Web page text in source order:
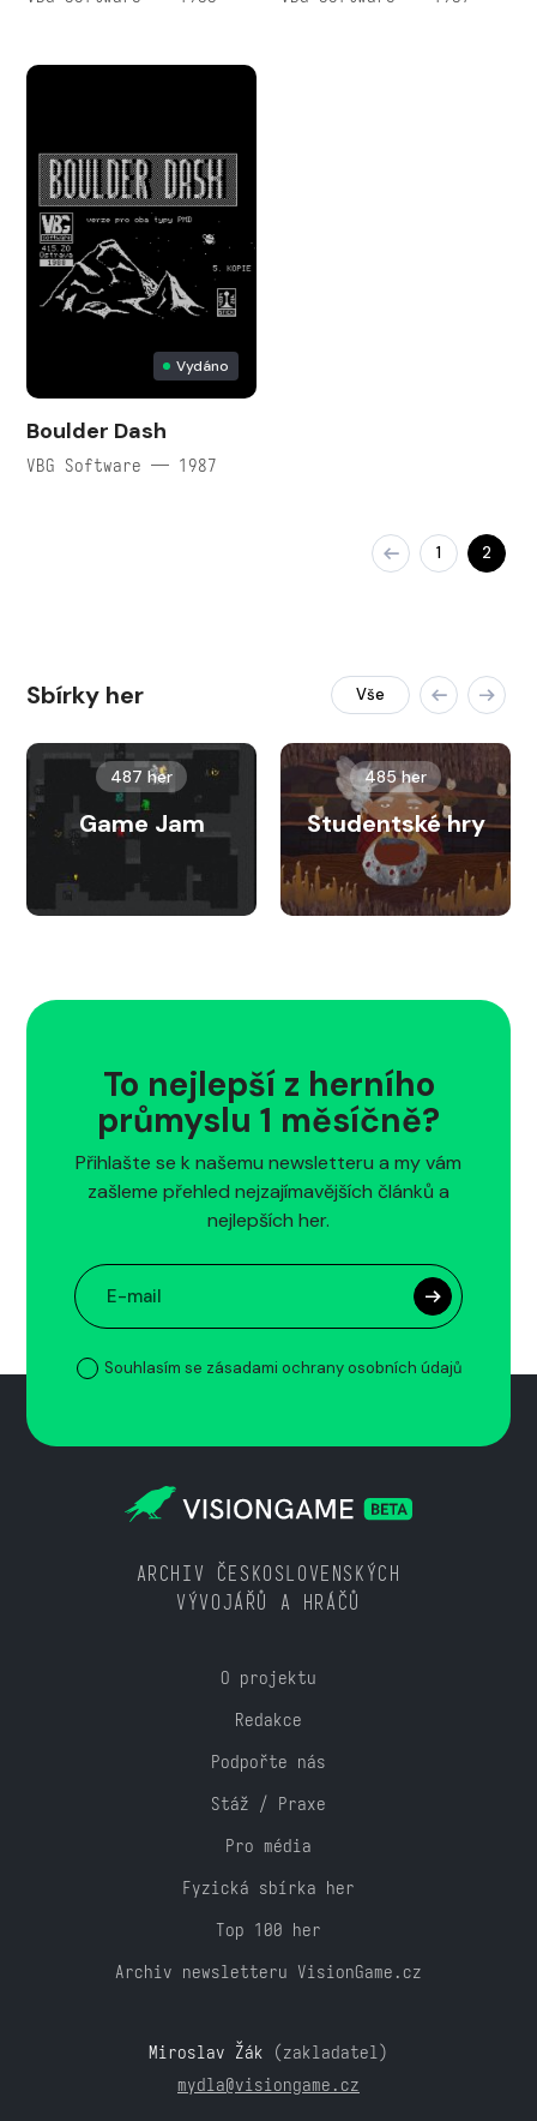
Vydáno
Boulder Dash
VBG Software — 1987
1 2
Sbírky her Vše
487 her
Game Jam
485 her
Studentské hry
To nejlepší z herního
průmyslu 1 měsíčně?
Přihlašte se k našemu newsletteru a my vám
zašleme přehled nejzajímavějších článků a
nejlepších her.
Souhlasím se zásadami ochrany osobních údajů
ARCHIV ČESKOSLOVENSKÝCH
VÝVOJÁŘŮ A HRÁČŮ
O projektu
Redakce
Podpořte nás
Stáž / Praxe
Pro média
Fyzická sbírka her
Top 100 her
Archiv newsletteru VisionGame.cz
Miroslav Žák (zakladatel)
mydla@visiongame.cz